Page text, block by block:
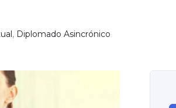
, Diplomado Asincrónico